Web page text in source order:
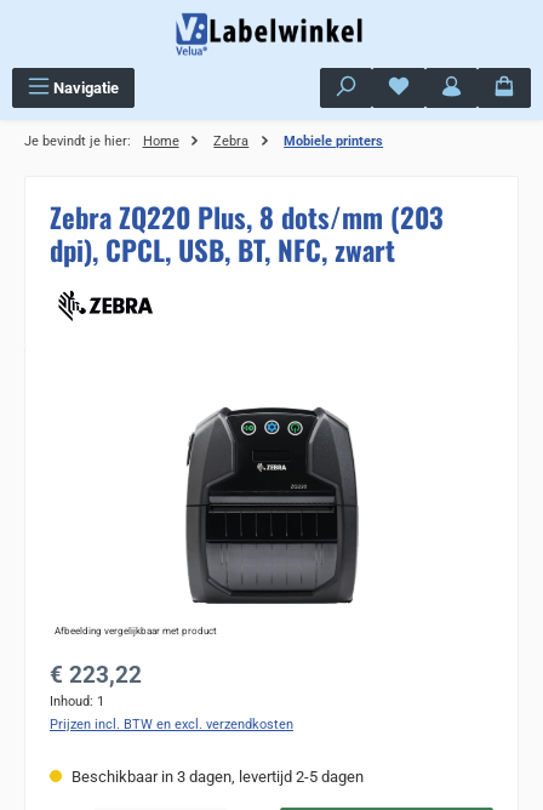
Navigatie Je hebt 0 items op
Je bevindt je hier: Home Zebra Mobiele printers
Zebra ZQ220 Plus, 8 dots/mm (203
dpi), CPCL, USB, BT, NFC, zwart
Afbeelding vergelijkbaar met product
Normale prijs:
€ 223,22
Inhoud: 1
Prijzen incl. BTW en excl. verzendkosten
Beschikbaar in 3 dagen, levertijd 2-5 dagen